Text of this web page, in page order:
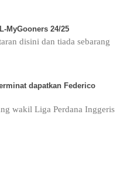
MyGooners 24/25
disini dan tiada sebarang
dapatkan Federico
wakil Liga Perdana Inggeris